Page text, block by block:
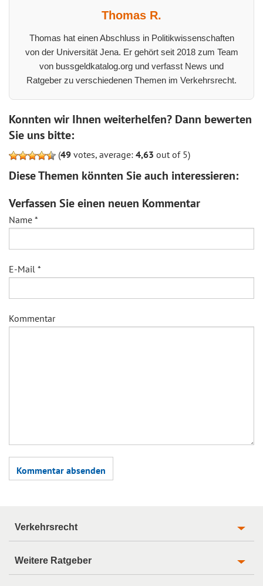
Thomas R.
Thomas hat einen Abschluss in Politikwissenschaften
von der Universität Jena. Er gehört seit 2018 zum Team
von bussgeldkatalog.org und verfasst News und
Ratgeber zu verschiedenen Themen im Verkehrsrecht.
Konnten wir Ihnen weiterhelfen? Dann bewerten
Sie uns bitte:
(49 votes, average: 4,63 out of 5)
Diese Themen könnten Sie auch interessieren:
Verfassen Sie einen neuen Kommentar
Name *
E-Mail *
Kommentar
Verkehrsrecht
Weitere Ratgeber